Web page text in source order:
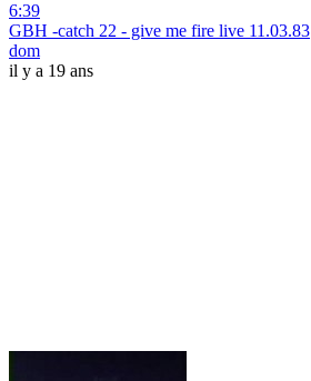
6:39
GBH -catch 22 - give me fire live 11.03.83
dom
il y a 19 ans